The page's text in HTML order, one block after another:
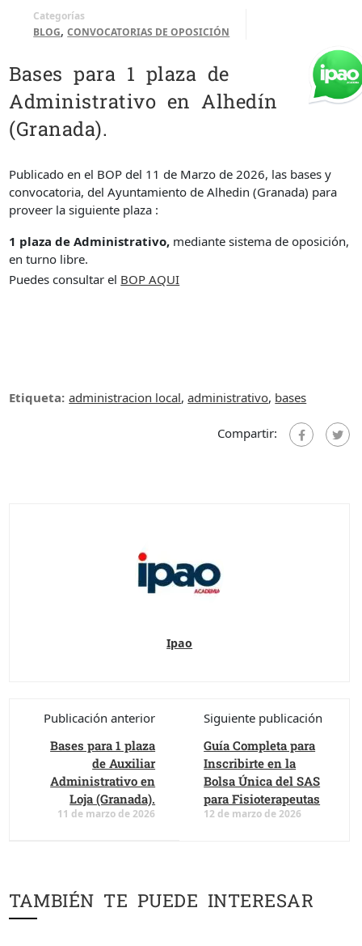
Categorías
BLOG,CONVOCATORIAS DE OPOSICIÓN
Bases para 1 plaza de
Administrativo en Alhedín
(Granada).
Publicado en el BOP del 11 de Marzo de 2026, las bases y
convocatoria, del Ayuntamiento de Alhedin (Granada) para
proveer la siguiente plaza :
1 plaza de Administrativo, mediante sistema de oposición,
en turno libre.
Puedes consultar el BOP AQUI
Etiqueta: administracion local,administrativo, bases
Compartir:
Ipao
Publicación anterior
Bases para 1 plaza
de Auxiliar
Administrativo en
Loja (Granada).
11 de marzo de 2026
Siguiente publicación
Guía Completa para
Inscribirte en la
Bolsa Única del SAS
para Fisioterapeutas
12 de marzo de 2026
TAMBIÉN TE PUEDE INTERESAR